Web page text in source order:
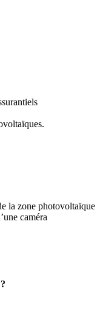
la zone photovoltaïque
caméra